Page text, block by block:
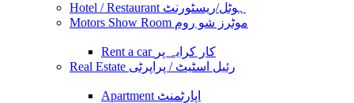
Hotel / Restaurant ہوٹل/ریسٹورنٹ
Motors Show Room موٹرز شو روم
Rent a car کار کرایہ پر
Real Estate رئیل اسٹیٹ / پراپرٹی
Apartment اپارٹمنٹ